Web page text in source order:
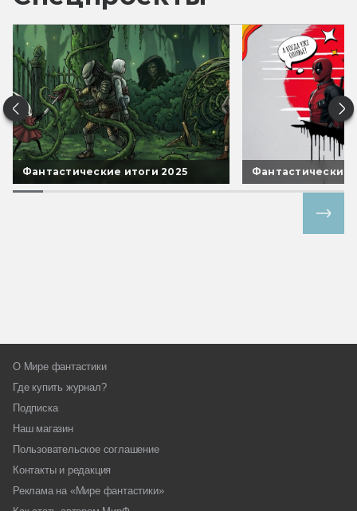
Фантастические итоги 2025 Фантастические
О Мире фантастики
Где купить журнал?
Подписка
Наш магазин
Пользовательское соглашение
Контакты и редакция
Реклама на «Мире фантастики»